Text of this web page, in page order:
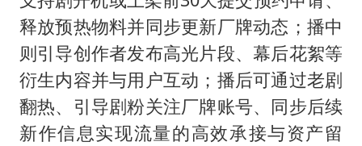
释放预热物料并同步更新厂牌动态；播中
则引导创作者发布高光片段、幕后花絮等
衍生内容并与用户互动；播后可通过老剧
翻热、引导剧粉关注厂牌账号、同步后续
新作信息实现流量的高效承接与资产留